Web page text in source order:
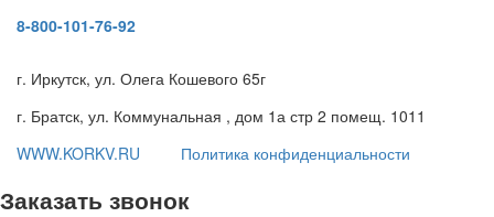
8-800-101-76-92
г. Иркутск, ул. Олега Кошевого 65г
г. Братск, ул. Коммунальная , дом 1а стр 2 помещ. 1011
WWW.KORKV.RU
Политика конфиденциальности
Заказать звонок